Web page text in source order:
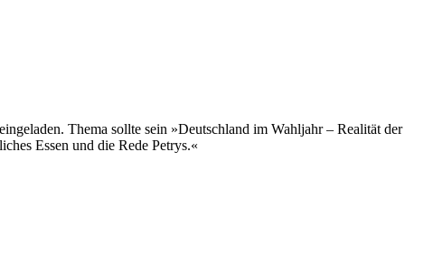
Thema sollte sein »Deutschland im Wahljahr – Realität der
Essen und die Rede Petrys.«